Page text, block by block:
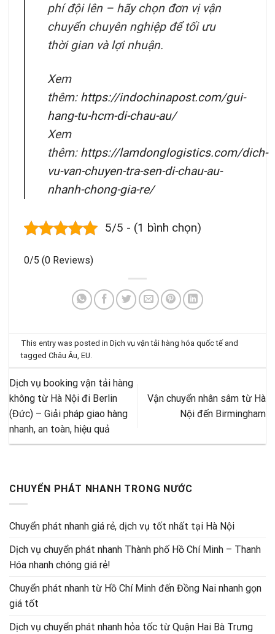
phí đội lên – hãy chọn đơn vị vận
chuyển chuyên nghiệp để tối ưu
thời gian và lợi nhuận.
Xem
thêm: https://indochinapost.com/gui-
hang-tu-hcm-di-chau-au/
Xem
thêm: https://lamdonglogistics.com/dich-
vu-van-chuyen-tra-sen-di-chau-au-
nhanh-chong-gia-re/
5/5 - (1 bình chọn)
0/5 (0 Reviews)
This entry was posted inDịch vụ vận tải hàng hóa quốc tế and
taggedChâu Âu ,EU
Dịch vụ booking vận tải hàng
không từ Hà Nội đi Berlin
(Đức) – Giải pháp giao hàng
nhanh, an toàn, hiệu quả
Vận chuyển nhân sâm từ Hà
Nội đến Birmingham
CHUYỂN PHÁT NHANH TRONG NƯỚC
Chuyển phát nhanh giá rẻ, dịch vụ tốt nhất tại Hà Nội
Dịch vụ chuyển phát nhanh Thành phố Hồ Chí Minh – Thanh
Hóa nhanh chóng giá rẻ!
Chuyển phát nhanh từ Hồ Chí Minh đến Đồng Nai nhanh gọn
giá tốt
Dịch vụ chuyển phát nhanh hỏa tốc từ Quận Hai Bà Trưng